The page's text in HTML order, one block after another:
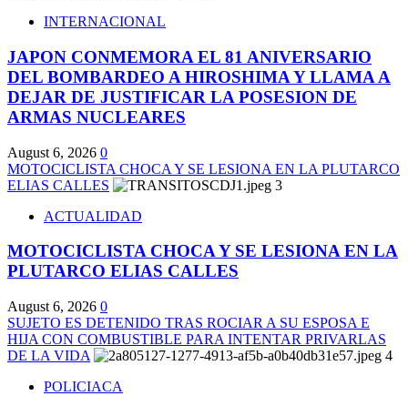
INTERNACIONAL
JAPON CONMEMORA EL 81 ANIVERSARIO
DEL BOMBARDEO A HIROSHIMA Y LLAMA A
DEJAR DE JUSTIFICAR LA POSESION DE
ARMAS NUCLEARES
August 6, 2026 0
MOTOCICLISTA CHOCA Y SE LESIONA EN LA PLUTARCO
ELIAS CALLES
3
ACTUALIDAD
MOTOCICLISTA CHOCA Y SE LESIONA EN LA
PLUTARCO ELIAS CALLES
August 6, 2026 0
SUJETO ES DETENIDO TRAS ROCIAR A SU ESPOSA E
HIJA CON COMBUSTIBLE PARA INTENTAR PRIVARLAS
DE LA VIDA
4
POLICIACA